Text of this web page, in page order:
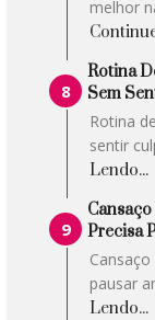
melhor
Rotina
Sem
Rotina
sentir
Lendo...
Precisa
pausar
Lendo...